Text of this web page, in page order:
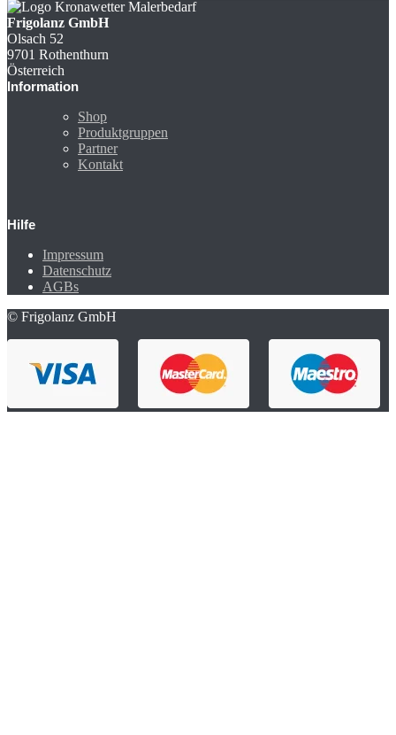
Frigolanz GmbH
Olsach 52
9701 Rothenthurn
Österreich
Information
Shop
Produktgruppen
Partner
Kontakt
Hilfe
Impressum
Datenschutz
AGBs
© Frigolanz GmbH